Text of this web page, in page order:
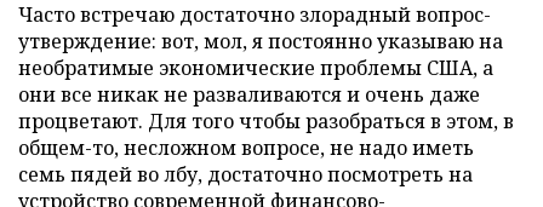
Часто встречаю достаточно злорадный вопрос-
утверждение: вот, мол, я постоянно указываю на
необратимые экономические проблемы США, а
они все никак не разваливаются и очень даже
процветают. Для того чтобы разобраться в этом, в
общем-то, несложном вопросе, не надо иметь
семь пядей во лбу, достаточно посмотреть на
устройство современной финансово-